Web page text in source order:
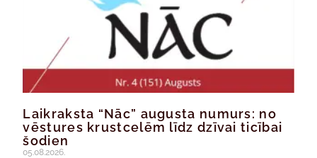
Laikraksta “Nāc” augusta numurs: no
vēstures krustcelēm līdz dzīvai ticībai
šodien
05.08.2026.